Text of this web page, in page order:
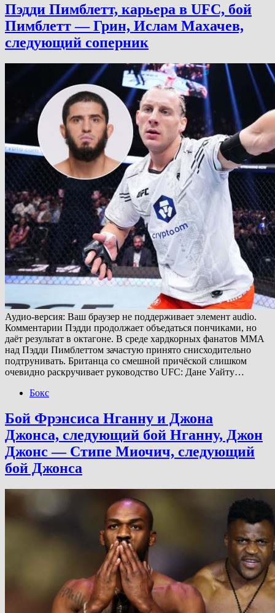
Пэдди Пимблетт, карьера в UFC, бой
Пимблетт — Грин, Ислам Махачев,
следующий соперник
Аудио-версия: Ваш браузер не поддерживает элемент audio.
Комментарии Пэдди продолжает объедаться пончиками, но
даёт результат в октагоне. В среде хардкорных фанатов ММА
над Пэдди Пимблеттом зачастую принято снисходительно
подтрунивать. Британца со смешной причёской слишком
очевидно раскручивает руководство UFC: Дане Уайту…
Бокс
Бой Фрэнсиса Нганну и Джона
Джонса, следующий бой Нганну, Джон
Джонс — Стипе Миочич, следующий
бой Джонса